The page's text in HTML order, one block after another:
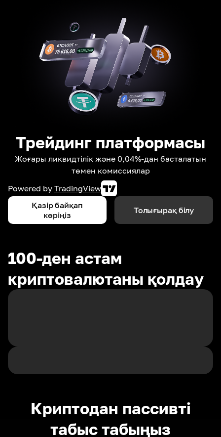
Трейдинг платформасы
Жоғары ликвидтілік және 0,04%-дан басталатын
төмен комиссиялар
Powered by TradingView
Қазір байқап
көріңіз
Толығырақ білу
100-ден астам
криптовалютаны қолдау
Криптодан пассивті
табыс табыңыз